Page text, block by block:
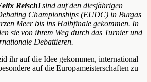
Reischlsind auf den diesjährigen
Championships (EUDC) in Burgas
Meer bis ins Halbfinale gekommen. In
sie von ihrem Weg durch das Turnier und
Debattieren.
ihr auf die Idee gekommen, international
auf die Europameisterschaften zu